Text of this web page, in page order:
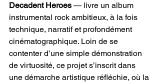
Decadent Heroes — livre un album
instrumental rock ambitieux, à la fois
technique, narratif et profondément
cinématographique. Loin de se
contenter d’une simple démonstration
de virtuosité, ce projet s’inscrit dans
une démarche artistique réfléchie, où la